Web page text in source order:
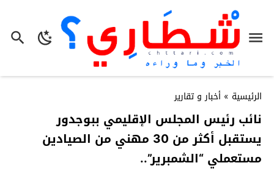
الرئيسية » أخبار و تقارير
نائب رئيس المجلس الإقليمي ببوجدور
يستقبل أكثر من 30 مهني من الصيادين
مستعملي “الشمبرير”..